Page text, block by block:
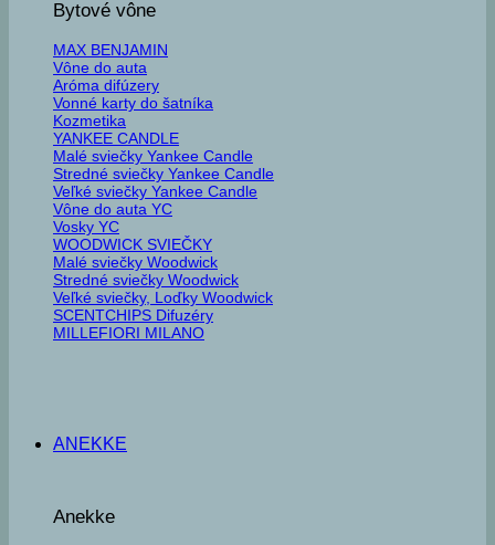
Bytové vône
MAX BENJAMIN
Vône do auta
Aróma difúzery
Vonné karty do šatníka
Kozmetika
YANKEE CANDLE
Malé sviečky Yankee Candle
Stredné sviečky Yankee Candle
Veľké sviečky Yankee Candle
Vône do auta YC
Vosky YC
WOODWICK SVIEČKY
Malé sviečky Woodwick
Stredné sviečky Woodwick
Veľké sviečky, Loďky Woodwick
SCENTCHIPS Difuzéry
MILLEFIORI MILANO
ANEKKE
Anekke